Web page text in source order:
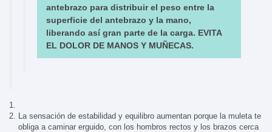
antebrazo para distribuir el peso entre la
superficie del antebrazo y la mano,
liberando así gran parte de la carga. EVITA
EL DOLOR DE MANOS Y MUÑECAS.
La sensación de estabilidad y equilibro aumentan porque la muleta te
obliga a caminar erguido, con los hombros rectos y los brazos cerca